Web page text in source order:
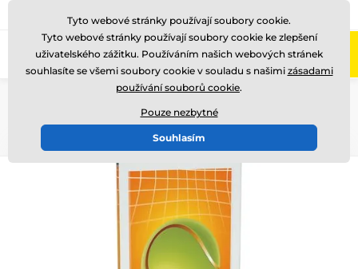
Zavolejte nám (Po-Pá 8-17)
Tyto webové stránky používají soubory cookie.
Tyto webové stránky používají soubory cookie ke zlepšení
uživatelského zážitku. Používáním našich webových stránek
souhlasíte se všemi soubory cookie v souladu s našimi zásadami
používání souborů cookie.
Pouze nezbytné
Souhlasím